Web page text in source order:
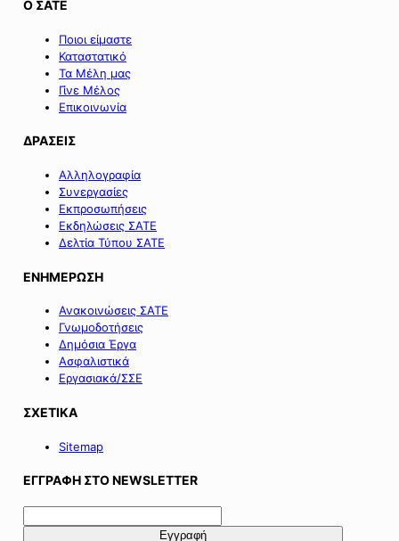
Ο ΣΑΤΕ
Ποιοι είμαστε
Καταστατικό
Τα Μέλη μας
Γίνε Μέλος
Επικοινωνία
ΔΡΑΣΕΙΣ
Αλληλογραφία
Συνεργασίες
Εκπροσωπήσεις
Εκδηλώσεις ΣΑΤΕ
Δελτία Τύπου ΣΑΤΕ
ΕΝΗΜΕΡΩΣΗ
Ανακοινώσεις ΣΑΤΕ
Γνωμοδοτήσεις
Δημόσια Έργα
Ασφαλιστικά
Εργασιακά/ΣΣΕ
ΣΧΕΤΙΚΑ
Sitemap
ΕΓΓΡΑΦΗ ΣΤΟ NEWSLETTER